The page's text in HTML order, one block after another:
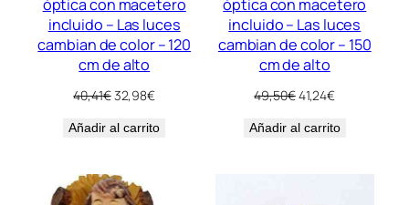
óptica con macetero
incluido – Las luces
cambian de color – 120
cm de alto
40,41€El
original
32,98€El
actual
Añadir al carrito
óptica con macetero
incluido – Las luces
cambian de color – 150
cm de alto
49,50€El
original
41,24€El
actual
Añadir al carrito